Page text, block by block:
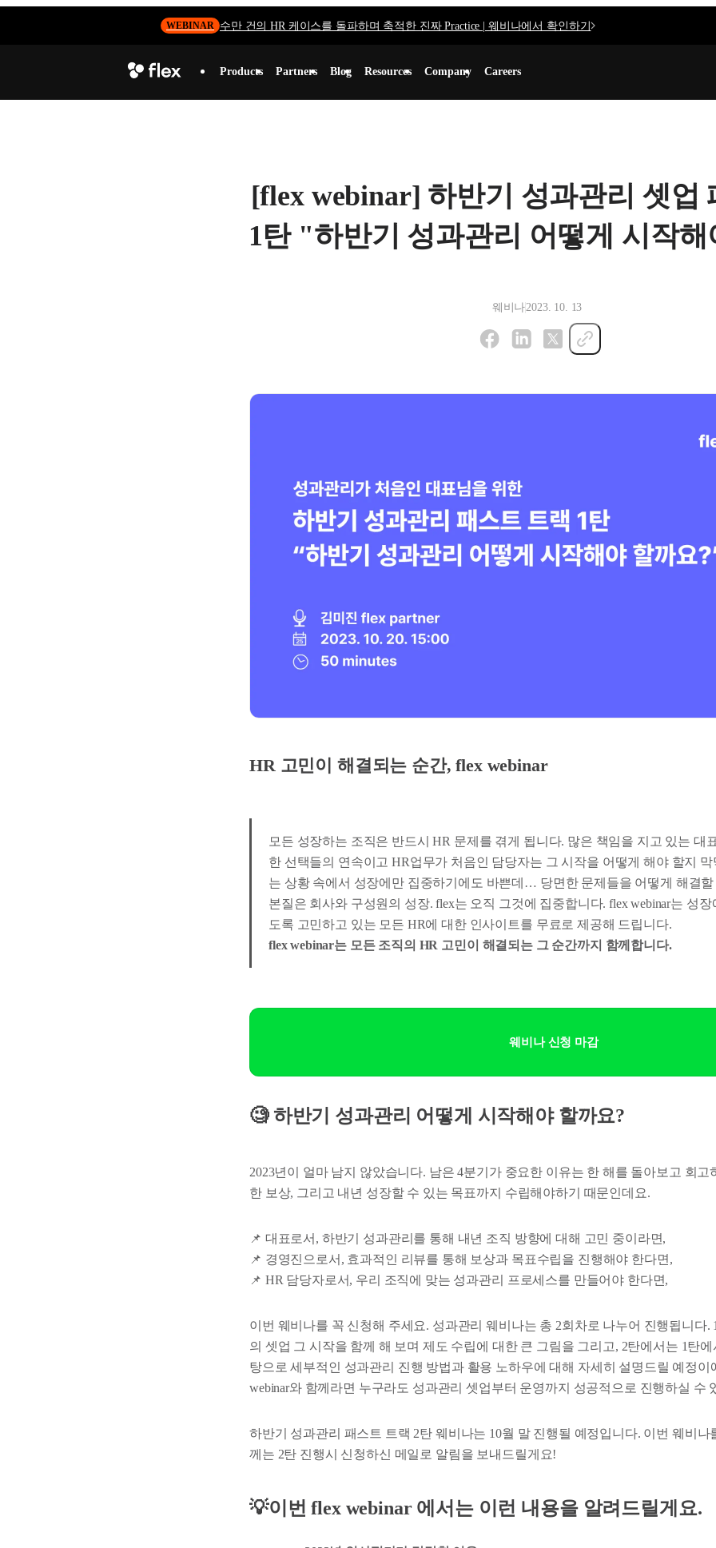
WEBINAR 수만 건의 HR 케이스를 돌파하며 축적한 진짜 Practice | 웨비나에서 확인하기
Products Partners Blog Resources Company Careers
[flex webinar] 하반기 성과관리 셋업
1탄 "하반기 성과관리 어떻게 시작
웨비나2023. 10. 13
HR 고민이 해결되는 순간, flex webinar
모든 성장하는 조직은 반드시 HR 문제를 겪게 됩니다. 많은 책임을 지고 있는 대
한 선택들의 연속이고 HR업무가 처음인 담당자는 그 시작을 어떻게 해야 할지
는 상황 속에서 성장에만 집중하기에도 바쁜데… 당면한 문제들을 어떻게 해결할
본질은 회사와 구성원의 성장. flex는 오직 그것에 집중합니다. flex webinar는 성
도록 고민하고 있는 모든 HR에 대한 인사이트를 무료로 제공해 드립니다.
flex webinar는 모든 조직의 HR 고민이 해결되는 그 순간까지 함께합니다.
웨비나 신청 마감
🧐 하반기 성과관리 어떻게 시작해야 할까요?
2023년이 얼마 남지 않았습니다. 남은 4분기가 중요한 이유는 한 해를 돌아보고 회고
한 보상, 그리고 내년 성장할 수 있는 목표까지 수립해야하기 때문인데요.
📌 대표로서, 하반기 성과관리를 통해 내년 조직 방향에 대해 고민 중이라면,
📌 경영진으로서, 효과적인 리뷰를 통해 보상과 목표수립을 진행해야 한다면,
📌 HR 담당자로서, 우리 조직에 맞는 성과관리 프로세스를 만들어야 한다면,
이번 웨비나를 꼭 신청해 주세요. 성과관리 웨비나는 총 2회차로 나누어 진행됩니다.
의 셋업 그 시작을 함께 해 보며 제도 수립에 대한 큰 그림을 그리고, 2탄에서는 1탄
탕으로 세부적인 성과관리 진행 방법과 활용 노하우에 대해 자세히 설명드릴 예정이
webinar와 함께라면 누구라도 성과관리 셋업부터 운영까지 성공적으로 진행하실 수
하반기 성과관리 패스트 트랙 2탄 웨비나는 10월 말 진행될 예정입니다. 이번 웨비나
께는 2탄 진행시 신청하신 메일로 알림을 보내드릴게요!
💡이번 flex webinar 에서는 이런 내용을 알려드릴게요.